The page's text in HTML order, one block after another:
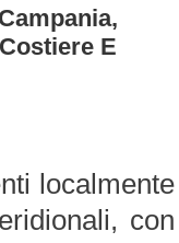
E
localmente
con